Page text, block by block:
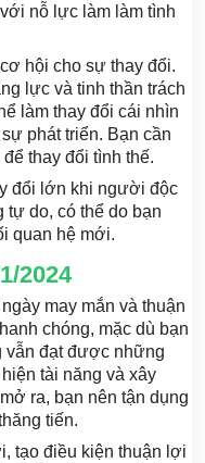
nỗ lực làm làm tình
hội cho sự thay đổi.
lực và tinh thần trách
làm thay đổi cái nhìn
phát triển. Bạn cần
thay đổi tình thế.
đổi lớn khi người độc
tự do, có thể do bạn
quan hệ mới.
2024
may mắn và thuận
chóng, mặc dù bạn
vẫn đạt được những
tài năng và xây
ra, bạn nên tận dụng
tiến.
tạo điều kiện thuận lợi